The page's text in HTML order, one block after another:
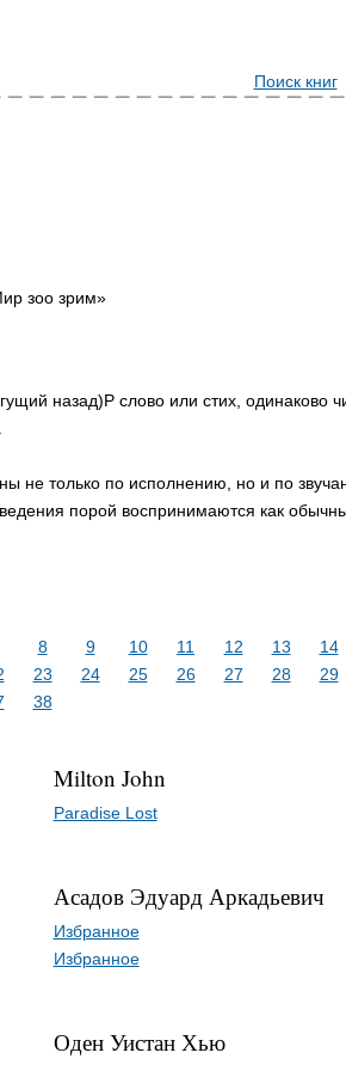
Поиск книг
зоо зрим»
назад)P слово или стих, одинаково
не только по исполнению, но и по
порой воспринимаются как
8 9 10 11 12 13 14
23 24 25 26 27 28 29
38
Milton John
Paradise Lost
Асадов Эдуард Аркадьевич
Избранное
Избранное
Оден Уистан Хью